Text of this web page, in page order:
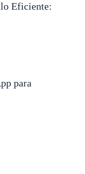
Eficiente:
para